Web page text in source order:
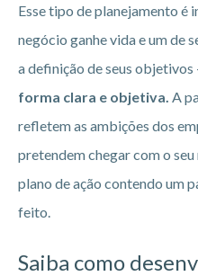
Esse tipo de planejamento é
negócio ganhe vida e um de
a definição de seus objetivos
forma clara e objetiva. A
refletem as ambições dos
pretendem chegar com o
plano de ação contendo um
feito.
Saiba como